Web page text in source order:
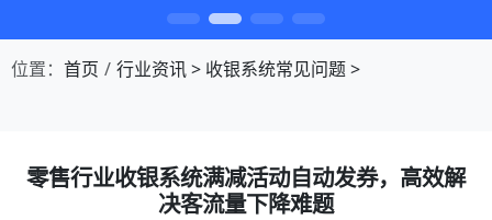
位置： 首页 行业资讯> 收银系统常见问题>
零售行业收银系统满减活动自动发券，高效解
决客流量下降难题